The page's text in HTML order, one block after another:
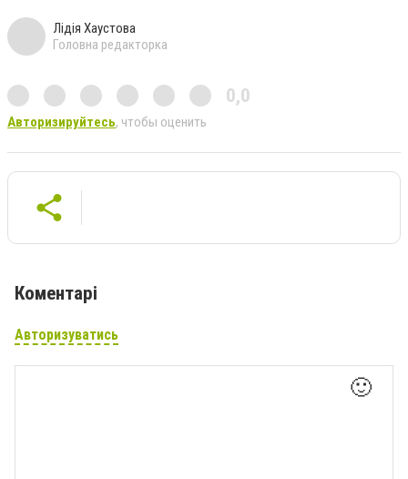
Лідія Хаустова
Головна редакторка
0,0
Авторизируйтесь, чтобы оценить
Коментарі
Авторизуватись
🙂